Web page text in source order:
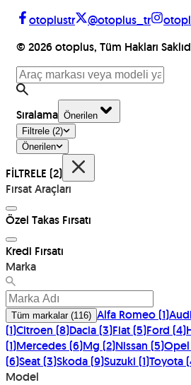
otoplustr
@otoplus_tr
© 2026 otoplus, Tüm Hakları
Sıralama Önerilen
Filtrele (2)
Önerilen
FİLTRELE (2)
Fırsat Araçları
Özel Takas Fırsatı
Kredi Fırsatı
Marka
Tüm markalar(116) Alfa Romeo(1)Audi
(1)Citroen (8)Dacia(3)Fiat(5)Ford (4)
(1)Mercedes(6)Mg (2)Nissan (5)Opel
(6)Seat(3)Skoda(9)Suzuki (1)Toyota(
Model